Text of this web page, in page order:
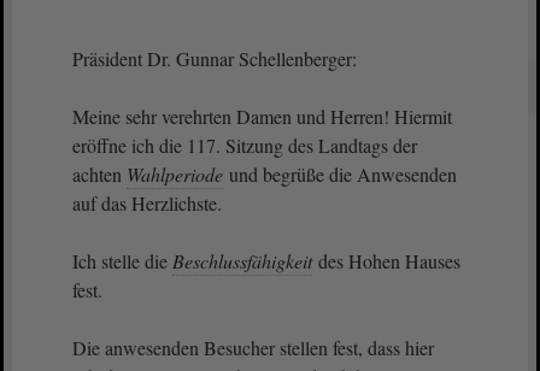
Präsident Dr. Gunnar Schellenberger:
Meine sehr verehrten Damen und Herren! Hiermit
eröffne ich die 117. Sitzung des Landtags der
achten Wahlperiode und begrüße die Anwesenden
auf das Herzlichste.
Ich stelle die Beschlussfähigkeit des Hohen Hauses
fest.
Die anwesenden Besucher stellen fest, dass hier